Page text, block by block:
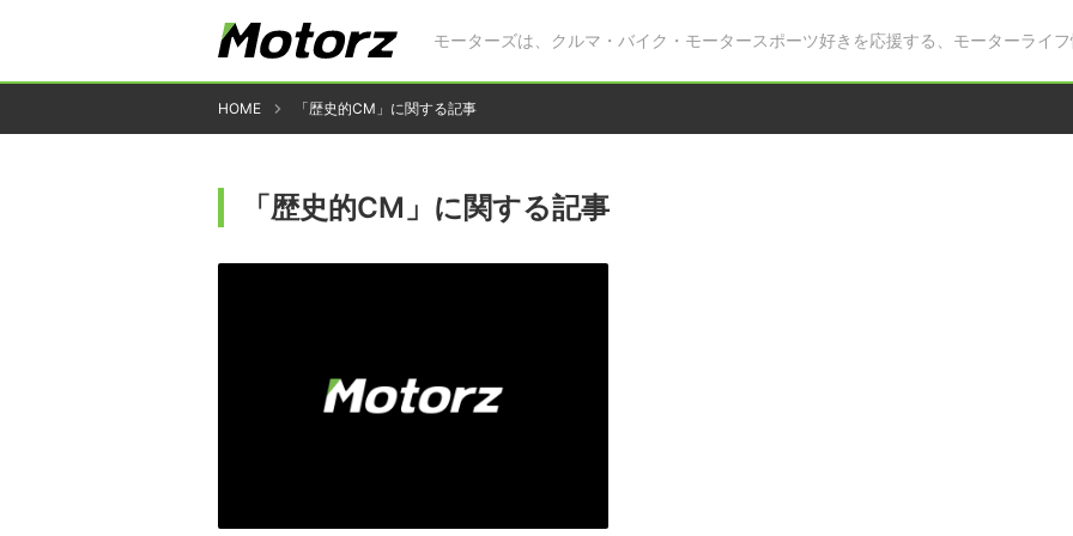
モーターズは、クルマ・バイク・モータースポーツ好きを応援する、モーターライフ
HOME 「歴史的CM」に関する記事
「歴史的CM」に関する記事